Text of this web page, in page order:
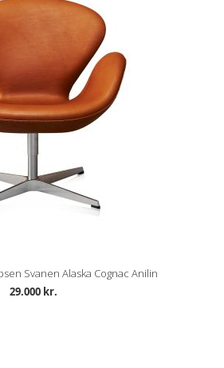
Svanen Alaska Cognac Anilin
29.000 kr.